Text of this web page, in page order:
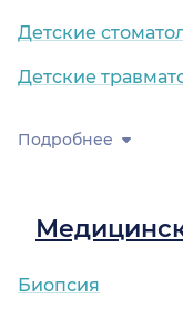
Детские
Детские
Подробнее
Биопсия